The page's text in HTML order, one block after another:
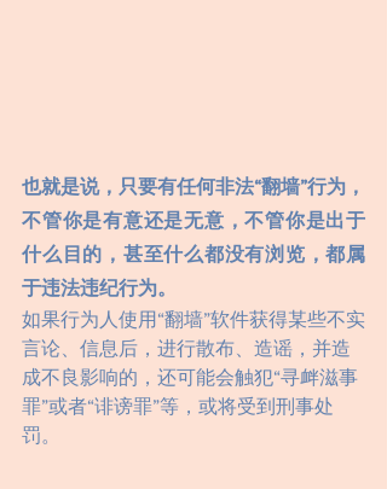
也就是说，只要有任何非法“翻墙”行为，
不管你是有意还是无意，不管你是出于
什么目的，甚至什么都没有浏览，都属
于违法违纪行为。
如果行为人使用“翻墙”软件获得某些不实
言论、信息后，进行散布、造谣，并造
成不良影响的，还可能会触犯“寻衅滋事
罪”或者“诽谤罪”等，或将受到刑事处
罚。